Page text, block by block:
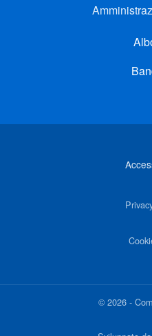
©2026-